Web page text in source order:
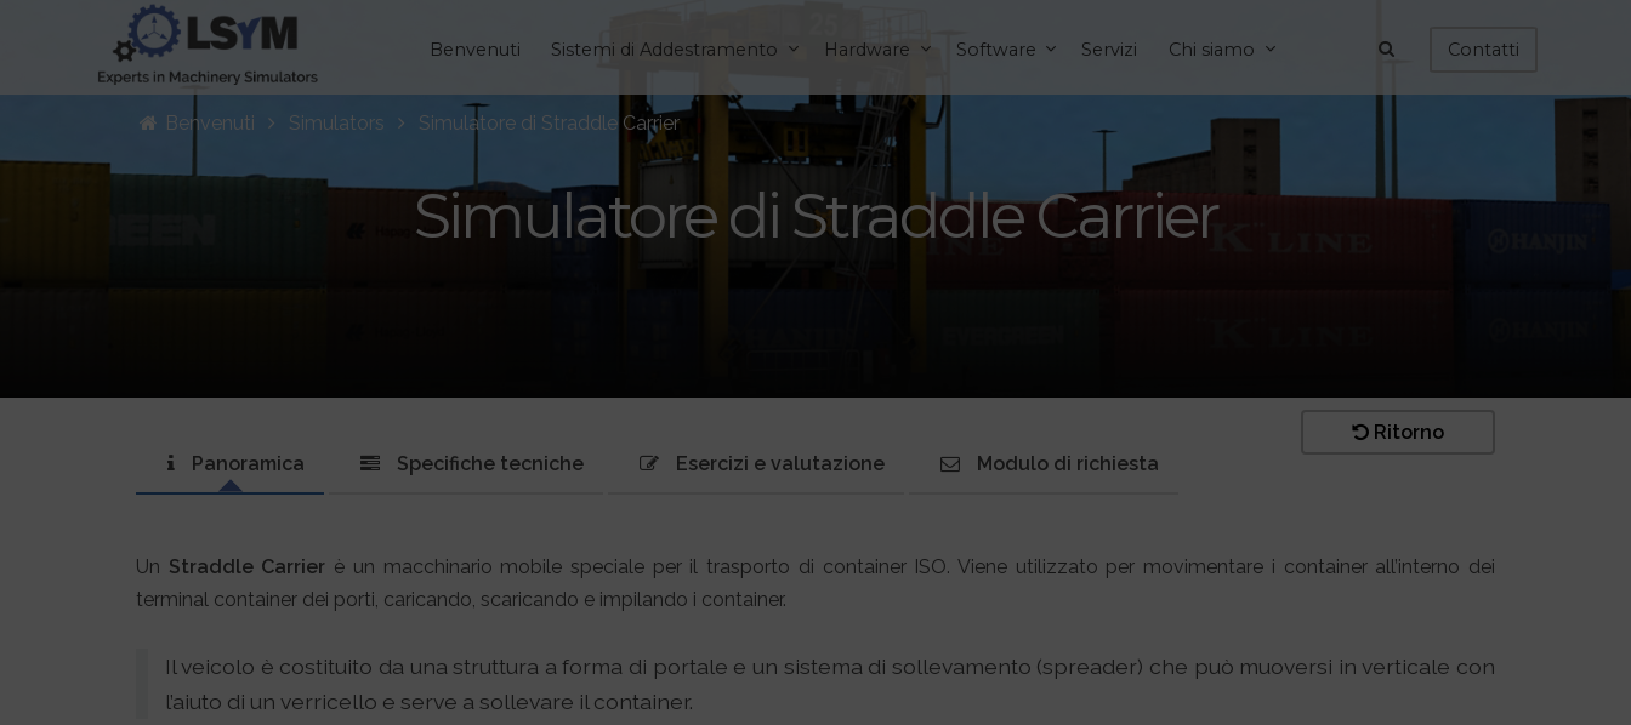
Benvenuti Sistemi di Addestramento Hardware Software Servizi Chi siamo Contatti
Benvenuti Simulators Simulatore di Straddle Carrier
Simulatore di Straddle Carrier
Ritorno
Panoramica
Specifiche tecniche Esercizi e valutazione Modulo di richiesta
Un Straddle Carrier è un macchinario mobile speciale per il trasporto di container ISO. Viene utilizzato per movimentare i container all’interno dei
terminal container dei porti, caricando, scaricando e impilando i container.
Il veicolo è costituito da una struttura a forma di portale e un sistema di sollevamento (spreader) che può muoversi in verticale con
l’aiuto di un verricello e serve a sollevare il container.